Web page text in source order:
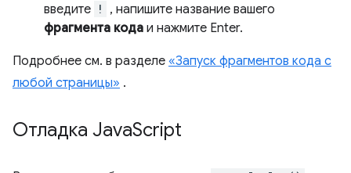
введите !
, напишите название вашего
фрагмента кода и нажмите Enter.
Подробнее см. в разделе «Запуск фрагментов кода с
любой страницы» .
Отладка JavaScript